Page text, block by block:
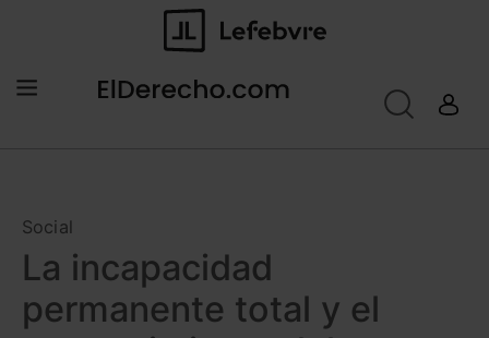
Social
La incapacidad
permanente total y el